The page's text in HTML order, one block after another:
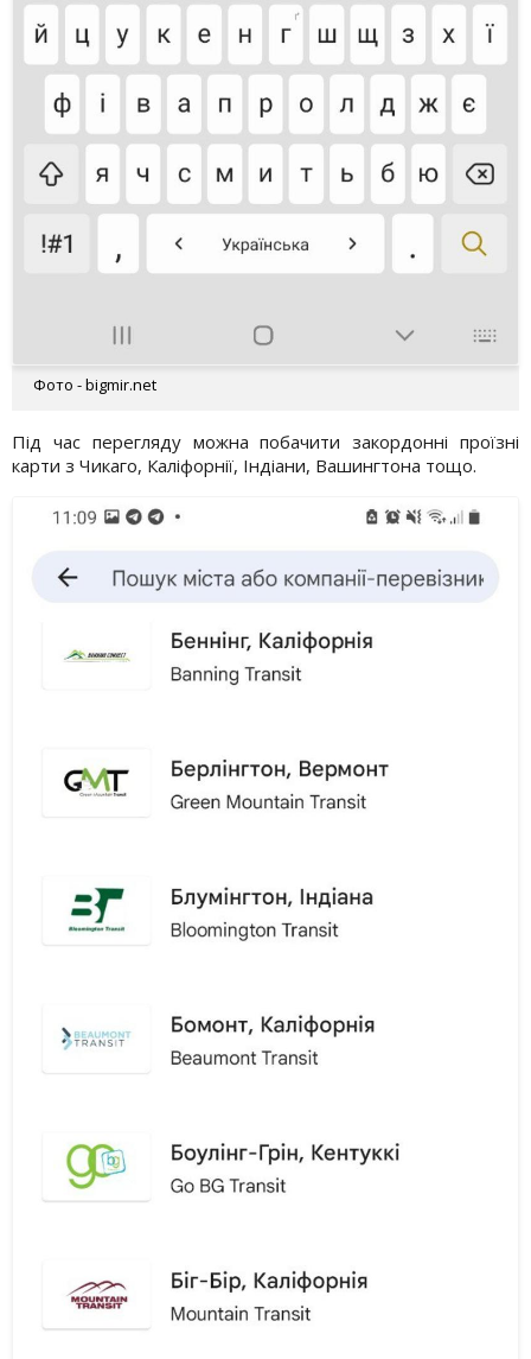
Фото - bigmir.net
Під час перегляду можна побачити закордонні проїзні
карти з Чикаго, Каліфорнії, Індіани, Вашингтона тощо.